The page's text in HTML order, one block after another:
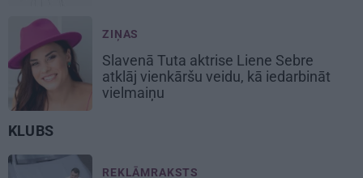
ZIŅAS
Slavenā Tuta aktrise Liene Sebre
atklāj vienkāršu veidu, kā iedarbināt
vielmaiņu
KLUBS
REKLĀMRAKSTS